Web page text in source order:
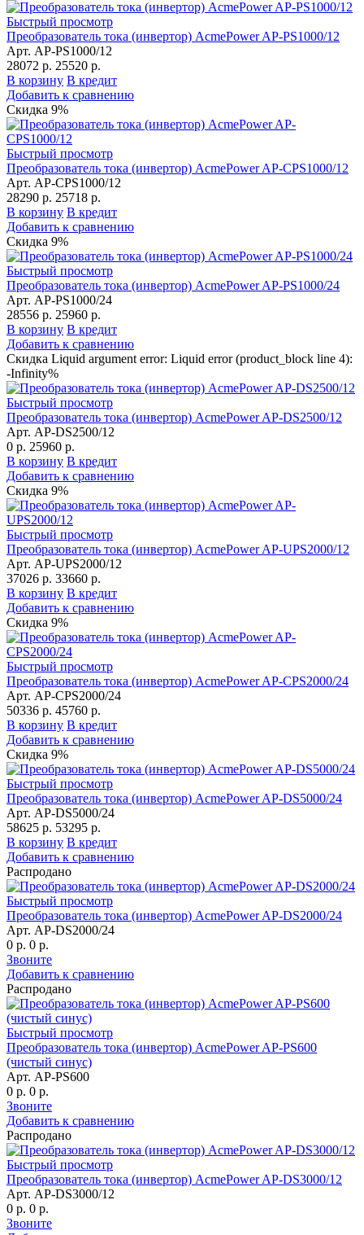
Быстрый просмотр
Преобразователь тока (инвертор) AcmePower AP-PS1000/12
Арт. AP-PS1000/12
28072 р. 25520 р.
В корзину В кредит
Добавить к сравнению
Скидка 9%
Быстрый просмотр
Преобразователь тока (инвертор) AcmePower AP-CPS1000/12
Арт. AP-CPS1000/12
28290 р. 25718 р.
В корзину В кредит
Добавить к сравнению
Скидка 9%
Быстрый просмотр
Преобразователь тока (инвертор) AcmePower AP-PS1000/24
Арт. AP-PS1000/24
28556 р. 25960 р.
В корзину В кредит
Добавить к сравнению
Скидка Liquid argument error: Liquid error (product_block line 4):
-Infinity%
Быстрый просмотр
Преобразователь тока (инвертор) AcmePower AP-DS2500/12
Арт. AP-DS2500/12
0 р. 25960 р.
В корзину В кредит
Добавить к сравнению
Скидка 9%
Быстрый просмотр
Преобразователь тока (инвертор) AcmePower AP-UPS2000/12
Арт. AP-UPS2000/12
37026 р. 33660 р.
В корзину В кредит
Добавить к сравнению
Скидка 9%
Быстрый просмотр
Преобразователь тока (инвертор) AcmePower AP-CPS2000/24
Арт. AP-CPS2000/24
50336 р. 45760 р.
В корзину В кредит
Добавить к сравнению
Скидка 9%
Быстрый просмотр
Преобразователь тока (инвертор) AcmePower AP-DS5000/24
Арт. AP-DS5000/24
58625 р. 53295 р.
В корзину В кредит
Добавить к сравнению
Распродано
Быстрый просмотр
Преобразователь тока (инвертор) AcmePower AP-DS2000/24
Арт. AP-DS2000/24
0 р. 0 р.
Звоните
Добавить к сравнению
Распродано
Быстрый просмотр
Преобразователь тока (инвертор) AcmePower AP-PS600
(чистый синус)
Арт. AP-PS600
0 р. 0 р.
Звоните
Добавить к сравнению
Распродано
Быстрый просмотр
Преобразователь тока (инвертор) AcmePower AP-DS3000/12
Арт. AP-DS3000/12
0 р. 0 р.
Звоните